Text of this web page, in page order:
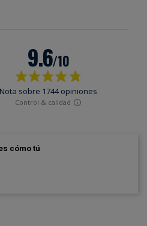
cómo tú